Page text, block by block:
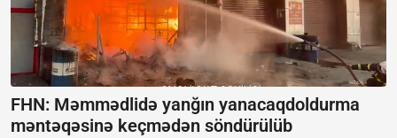
FHN: Məmmədlidə yanğın yanacaqdoldurma
məntəqəsinə keçmədən söndürülüb